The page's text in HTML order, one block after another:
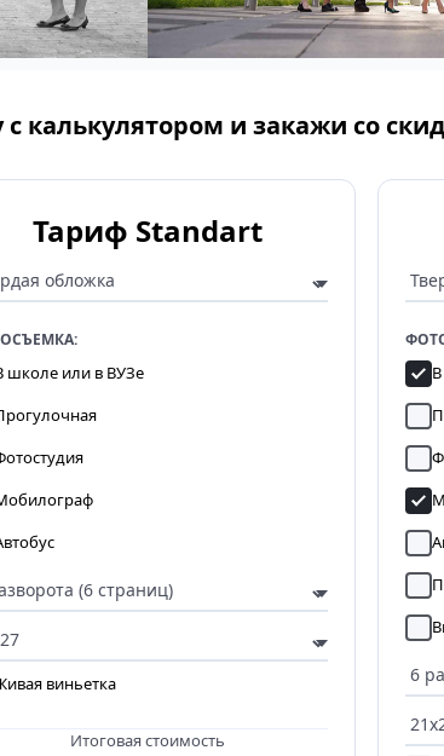
с калькулятором и закажи со
Тариф Standart
школе или в ВУЗе
виньетка
Итоговая стоимость